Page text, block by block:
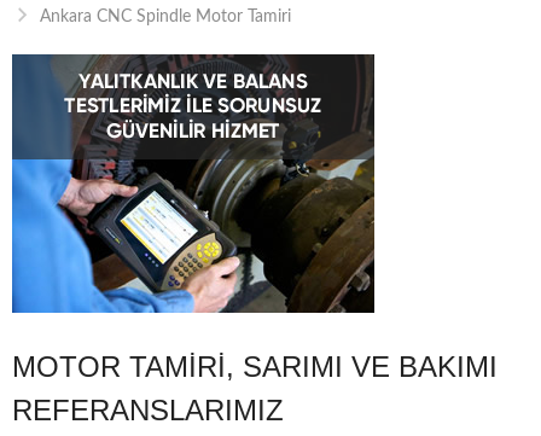
Ankara CNC Spindle Motor Tamiri
MOTOR TAMIRI, SARIMI VE BAKIMI
REFERANSLARIMIZ